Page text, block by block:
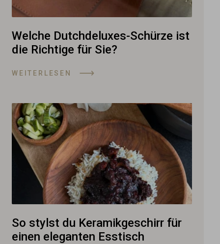
Welche Dutchdeluxes-Schürze ist
die Richtige für Sie?
WEITERLESEN
So stylst du Keramikgeschirr für
einen eleganten Esstisch